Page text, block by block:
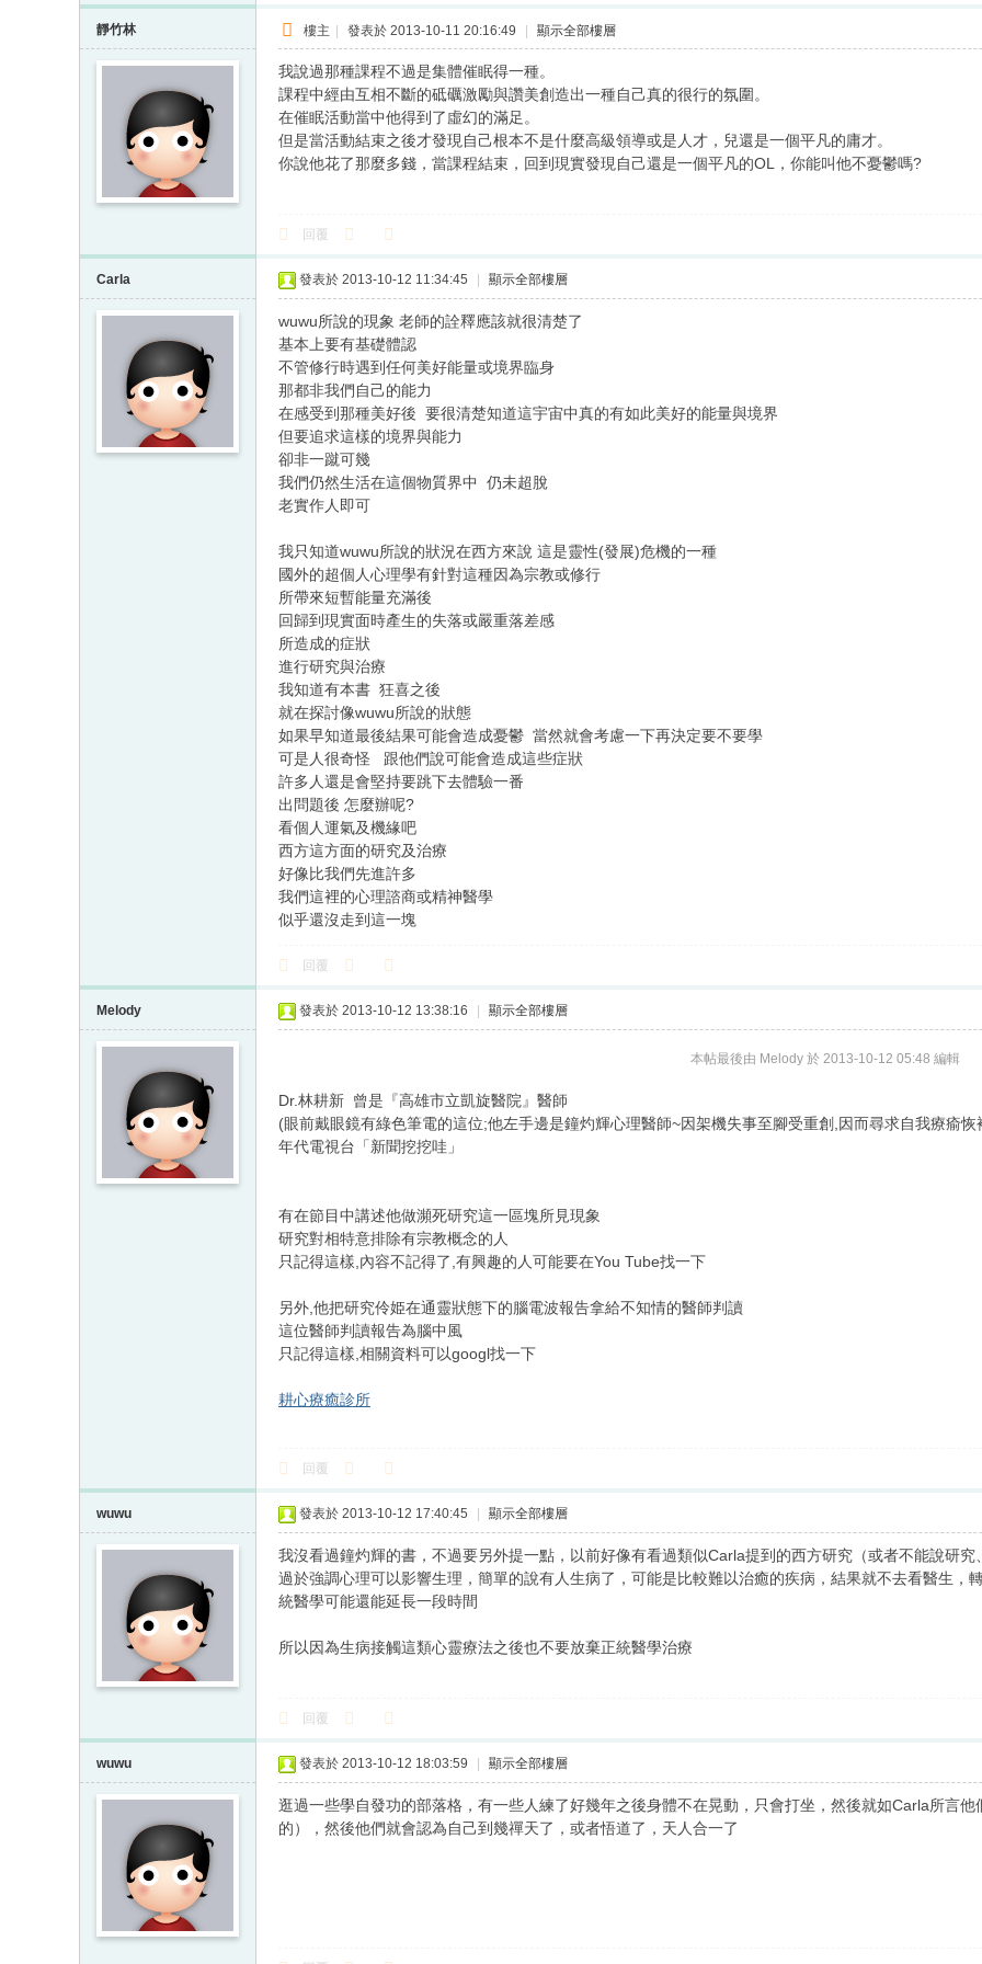
靜竹林 樓主 | 發表於 2013-10-11 20:16:49 | 顯示全部樓層
我說過那種課程不過是集體催眠得一種。
課程中經由互相不斷的砥礪激勵與讚美創造出一種自己真的很行的氛圍。
在催眠活動當中他得到了虛幻的滿足。
但是當活動結束之後才發現自己根本不是什麼高級領導或是人才，兒還是一個平凡的庸才。
你說他花了那麼多錢，當課程結束，回到現實發現自己還是一個平凡的OL，你能叫他不憂鬱嗎?
回覆
Carla 發表於 2013-10-12 11:34:45 顯示全部樓層
wuwu所說的現象 老師的詮釋應該就很清楚了
基本上要有基礎體認
不管修行時遇到任何美好能量或境界臨身
那都非我們自己的能力
在感受到那種美好後 要很清楚知道這宇宙中真的有如此美好的能量與境界
但要追求這樣的境界與能力
卻非一蹴可幾
我們仍然生活在這個物質界中 仍未超脫
老實作人即可
我只知道wuwu所說的狀況在西方來說 這是靈性(發展)危機的一種
國外的超個人心理學有針對這種因為宗教或修行
所帶來短暫能量充滿後
回歸到現實面時產生的失落或嚴重落差感
所造成的症狀
進行研究與治療
我知道有本書 狂喜之後
就在探討像wuwu所說的狀態
如果早知道最後結果可能會造成憂鬱 當然就會考慮一下再決定要不要學
可是人很奇怪 跟他們說可能會造成這些症狀
許多人還是會堅持要跳下去體驗一番
出問題後 怎麼辦呢?
看個人運氣及機緣吧
西方這方面的研究及治療
好像比我們先進許多
我們這裡的心理諮商或精神醫學
似乎還沒走到這一塊
回覆
Melody 發表於 2013-10-12 13:38:16 顯示全部樓層
本帖最後由 Melody 於 2013-10-12 05:48 編輯
Dr.林耕新 曾是『高雄市立凱旋醫院』醫師
(眼前戴眼鏡有綠色筆電的這位;他左手邊是鐘灼輝心理醫師~因架機失事至腳受重創,因而尋求自我療瘉恢
年代電視台「新聞挖挖哇」
有在節目中講述他做瀕死研究這一區塊所見現象
研究對相特意排除有宗教概念的人
只記得這樣,內容不記得了,有興趣的人可能要在You Tube找一下
另外,他把研究伶姫在通靈狀態下的腦電波報告拿給不知情的醫師判讀
這位醫師判讀報告為腦中風
只記得這樣,相關資料可以googl找一下
耕心療癒診所
回覆
wuwu 發表於 2013-10-12 17:40:45 顯示全部樓層
我沒看過鐘灼輝的書，不過要另外提一點，以前好像有看過類似Carla提到的西方研究（或者不能說研
過於強調心理可以影響生理，簡單的說有人生病了，可能是比較難以治癒的疾病，結果就不去看醫生，
統醫學可能還能延長一段時間
所以因為生病接觸這類心靈療法之後也不要放棄正統醫學治療
回覆
wuwu 發表於 2013-10-12 18:03:59 顯示全部樓層
逛過一些學自發功的部落格，有一些人練了好幾年之後身體不在晃動，只會打坐，然後就如Carla所言
的），然後他們就會認為自己到幾禪天了，或者悟道了，天人合一了